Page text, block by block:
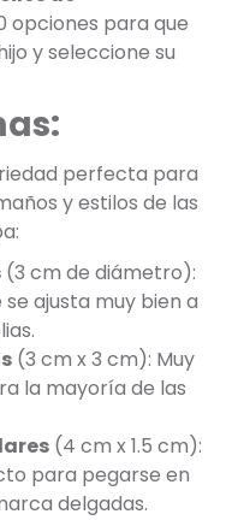
opciones para que
y seleccione su
perfecta para
y estilos de las
(3 cm de diámetro):
ajusta muy bien a
(3 cm x 3 cm): Muy
la mayoría de las
(4 cm x 1.5 cm):
para pegarse en
delgadas.